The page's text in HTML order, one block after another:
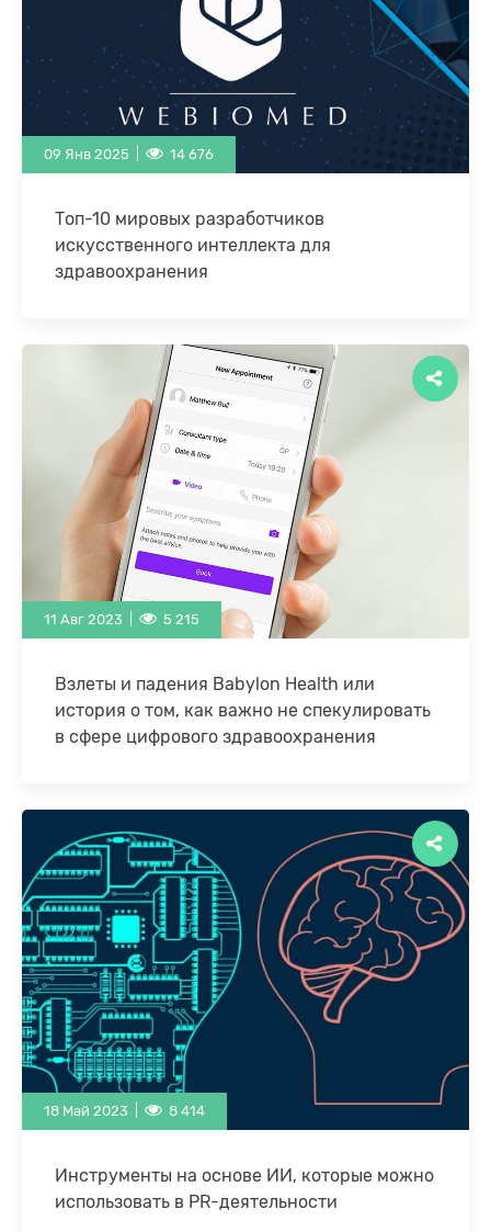
09 Янв 2025 | 14 676
Топ-10 мировых разработчиков
искусственного интеллекта для
здравоохранения
хайпом. Сейчас ИИ-решения – это важнейшие
инструменты для цифровой …
11 Авг 2023 | 5 215
Взлеты и падения Babylon Health или
история о том, как важно не спекулировать
в сфере цифрового здравоохранения
на основе искусственного интеллекта, стоит на
грани банкротства …
18 Май 2023 | 8 414
Инструменты на основе ИИ, которые можно
использовать в PR-деятельности